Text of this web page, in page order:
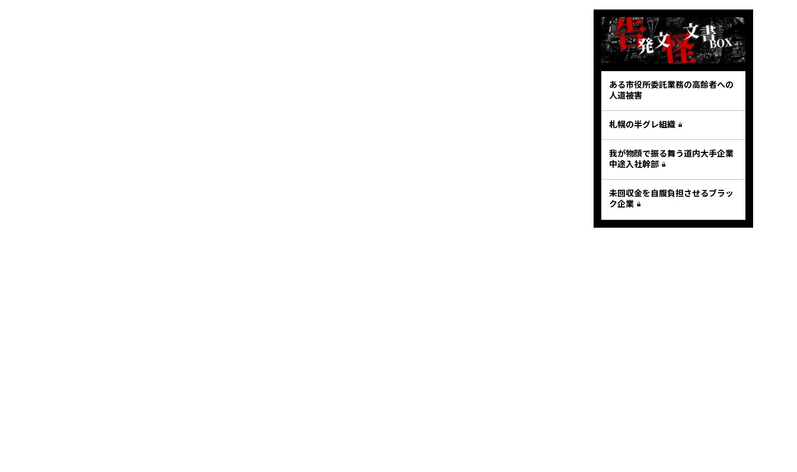
ある市役所委託業務の高齢者への
人道被害
札幌の半グレ組織
我が物顔で振る舞う道内大手企業
中途入社幹部
未回収金を自腹負担させるブラッ
ク企業